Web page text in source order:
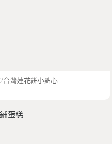
灣蓮花餅小點心